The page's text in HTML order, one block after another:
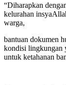
“Diharapkan
kelurahan
warga,
bantuan dokumen
kondisi lingkungan
untuk ketahanan